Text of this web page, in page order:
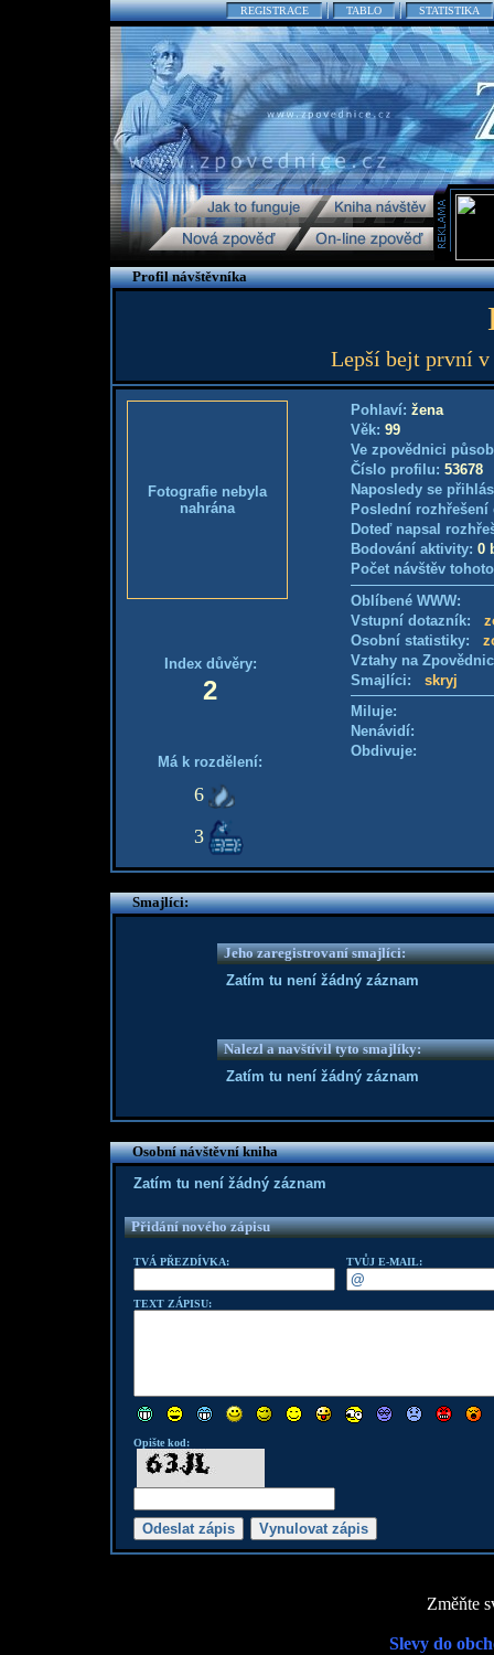
REGISTRACE TABLO STATISTIKA
Profil návštěvníka
Lepší bejt první v
Fotografie nebyla
nahrána
Index důvěry:
2
Má k rozdělení:
6
3
Pohlaví: žena
Věk: 99
Ve zpovědnici
Číslo profilu: 53678
Naposledy se
Poslední
Doteď napsal
Bodování aktivity: 0
Počet návštěv
Oblíbené WWW:
Vstupní dotazník:
Osobní statistiky:
Vztahy na
Smajlíci: skryj
Miluje:
Nenávidí:
Obdivuje:
Smajlíci:
Jeho zaregistrovaní smajlíci:
Zatím tu není žádný záznam
Nalezl a navštívil tyto smajlíky:
Zatím tu není žádný záznam
Osobní návštěvní kniha
Zatím tu není žádný záznam
Přidání nového zápisu
TVÁ PŘEZDÍVKA: TVŮJ E-MAIL:
TEXT ZÁPISU:
Opište kod:
Změňte
Slevy do